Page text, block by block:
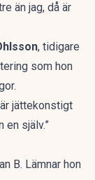
än jag, då är
, tidigare
som hon
jättekonstigt
själv.”
B. Lämnar hon